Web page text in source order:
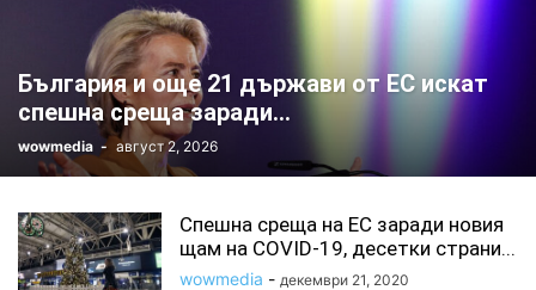
България и още 21 държави от ЕС искат
спешна среща заради...
wowmedia - август 2, 2026
Спешна среща на ЕС заради новия
щам на COVID-19, десетки страни...
wowmedia - декември 21, 2020